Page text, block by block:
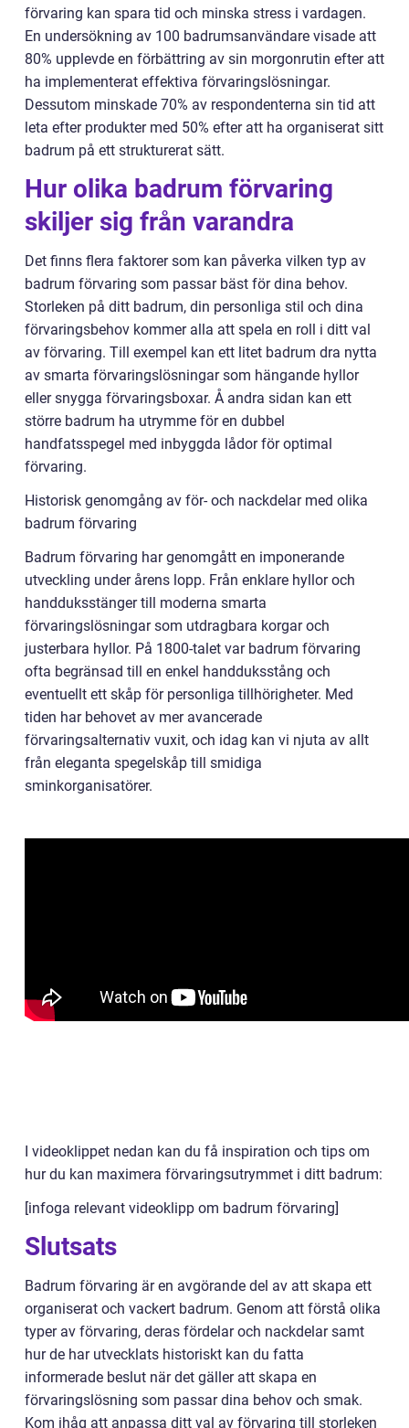
förvaring kan spara tid och minska stress i vardagen.
En undersökning av 100 badrumsanvändare visade att
80% upplevde en förbättring av sin morgonrutin efter att
ha implementerat effektiva förvaringslösningar.
Dessutom minskade 70% av respondenterna sin tid att
leta efter produkter med 50% efter att ha organiserat sitt
badrum på ett strukturerat sätt.
Hur olika badrum förvaring
skiljer sig från varandra
Det finns flera faktorer som kan påverka vilken typ av
badrum förvaring som passar bäst för dina behov.
Storleken på ditt badrum, din personliga stil och dina
förvaringsbehov kommer alla att spela en roll i ditt val
av förvaring. Till exempel kan ett litet badrum dra nytta
av smarta förvaringslösningar som hängande hyllor
eller snygga förvaringsboxar. Å andra sidan kan ett
större badrum ha utrymme för en dubbel
handfatsspegel med inbyggda lådor för optimal
förvaring.
Historisk genomgång av för- och nackdelar med olika
badrum förvaring
Badrum förvaring har genomgått en imponerande
utveckling under årens lopp. Från enklare hyllor och
handduksstänger till moderna smarta
förvaringslösningar som utdragbara korgar och
justerbara hyllor. På 1800-talet var badrum förvaring
ofta begränsad till en enkel handduksstång och
eventuellt ett skåp för personliga tillhörigheter. Med
tiden har behovet av mer avancerade
förvaringsalternativ vuxit, och idag kan vi njuta av allt
från eleganta spegelskåp till smidiga
sminkorganisatörer.
I videoklippet nedan kan du få inspiration och tips om
hur du kan maximera förvaringsutrymmet i ditt badrum:
[infoga relevant videoklipp om badrum förvaring]
Slutsats
Badrum förvaring är en avgörande del av att skapa ett
organiserat och vackert badrum. Genom att förstå olika
typer av förvaring, deras fördelar och nackdelar samt
hur de har utvecklats historiskt kan du fatta
informerade beslut när det gäller att skapa en
förvaringslösning som passar dina behov och smak.
Kom ihåg att anpassa ditt val av förvaring till storleken